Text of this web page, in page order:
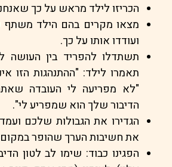
הכריזו לילד מראש על כך שאנחנו
מצאו מקרים בהם הילד משתף
ועודדו אותו על כך.
תשתדלו להפריד בין העושה
תאמרו לילד: "ההתנהגות הזו
"לא מפריעה לי העובדה
הדיבור שלך הוא שמפריע לי".
הגדירו את הגבולות שלכם
את חשיבות הערך שהופר במקום
הפגינו כבוד: שימו לב לטון